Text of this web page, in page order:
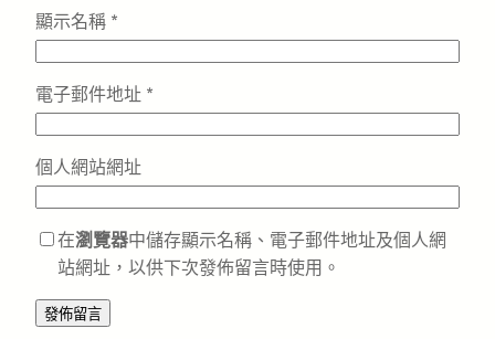
顯示名稱 *
電子郵件地址 *
個人網站網址
在瀏覽器中儲存顯示名稱、電子郵件地址及個人網
站網址，以供下次發佈留言時使用。